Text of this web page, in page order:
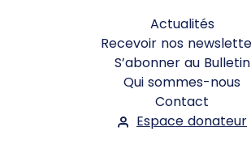
Actualités
Recevoir nos
S’abonner au Bulletin
Qui sommes-nous
Contact
Espace donateur